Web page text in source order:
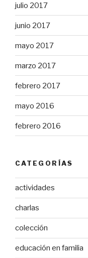
julio 2017
junio 2017
mayo 2017
marzo 2017
febrero 2017
mayo 2016
febrero 2016
CATEGORÍAS
actividades
charlas
colección
educación en familia